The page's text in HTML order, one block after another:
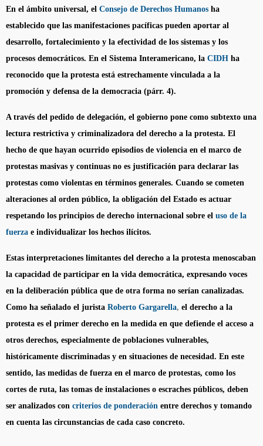
En el ámbito universal, el Consejo de Derechos Humanos ha
establecido que las manifestaciones pacíficas pueden aportar al
desarrollo, fortalecimiento y la efectividad de los sistemas y los
procesos democráticos. En el Sistema Interamericano, la CIDH ha
reconocido que la protesta está estrechamente vinculada a la
promoción y defensa de la democracia (párr. 4).
A través del pedido de delegación, el gobierno pone como subtexto una
lectura restrictiva y criminalizadora del derecho a la protesta. El
hecho de que hayan ocurrido episodios de violencia en el marco de
protestas masivas y continuas no es justificación para declarar las
protestas como violentas en términos generales. Cuando se cometen
alteraciones al orden público, la obligación del Estado es actuar
respetando los principios de derecho internacional sobre el uso de la
fuerza e individualizar los hechos ilícitos.
Estas interpretaciones limitantes del derecho a la protesta menoscaban
la capacidad de participar en la vida democrática, expresando voces
en la deliberación pública que de otra forma no serían canalizadas.
Como ha señalado el jurista Roberto Gargarella, el derecho a la
protesta es el primer derecho en la medida en que defiende el acceso a
otros derechos, especialmente de poblaciones vulnerables,
históricamente discriminadas y en situaciones de necesidad. En este
sentido, las medidas de fuerza en el marco de protestas, como los
cortes de ruta, las tomas de instalaciones o escraches públicos, deben
ser analizados con criterios de ponderación entre derechos y tomando
en cuenta las circunstancias de cada caso concreto.